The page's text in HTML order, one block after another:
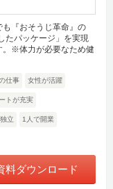
『おそうじ革命』の
たパッケージ」を実現
。※体力が必要なため健
仕事 女性が活躍
トが充実
立 1人で開業
料ダウンロード